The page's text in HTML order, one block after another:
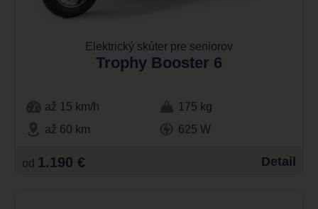
Elektrický skúter pre seniorov
Trophy Booster 6
až 15 km/h
175 kg
až 60 km
625 W
od 1.190 € Detail